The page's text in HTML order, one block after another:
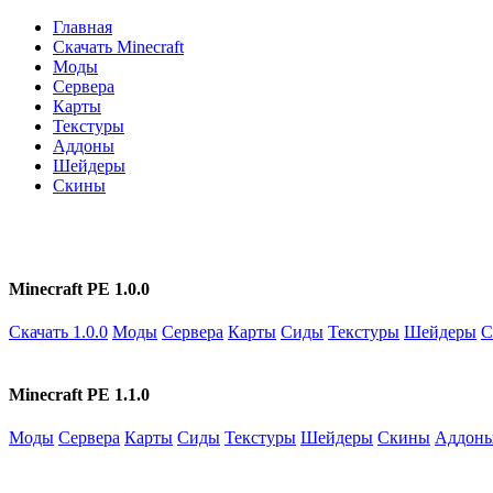
Главная
Скачать Minecraft
Моды
Сервера
Карты
Текстуры
Аддоны
Шейдеры
Скины
Minecraft PE 1.0.0
Скачать 1.0.0 Моды Сервера Карты Сиды Текстуры Шейдеры
Minecraft PE 1.1.0
Моды Сервера Карты Сиды Текстуры Шейдеры Скины